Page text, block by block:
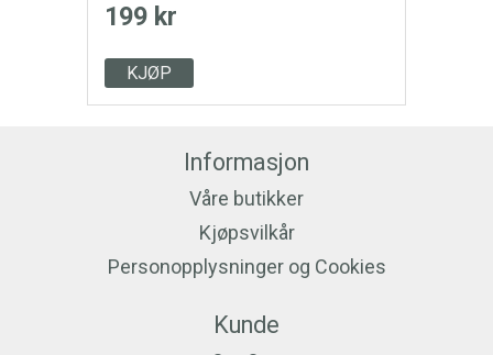
199 kr
KJØP
Informasjon
Våre butikker
Kjøpsvilkår
Personopplysninger og Cookies
Kunde